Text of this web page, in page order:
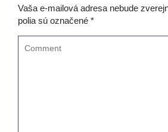
Vaša e-mailová adresa nebude
polia sú označené *